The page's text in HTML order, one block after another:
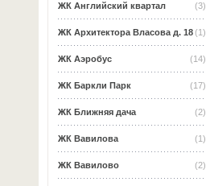
(3)
ЖК Английский квартал
(1)
ЖК Архитектора Власова д. 18
(14)
ЖК Аэробус
(17)
ЖК Баркли Парк
(2)
ЖК Ближняя дача
(1)
ЖК Вавилова
(2)
ЖК Вавилово